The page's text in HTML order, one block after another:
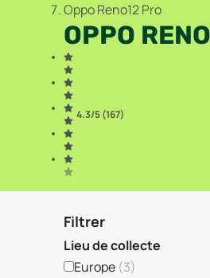
Oppo Reno12 Pro
OPPO
4.3/5 (167)
Filtrer
Lieu de collecte
Europe (3)